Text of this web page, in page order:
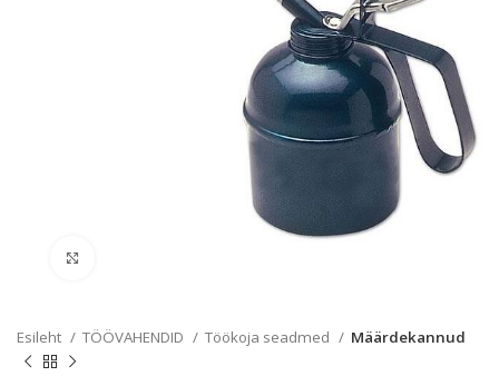
Esileht TÖÖVAHENDID Töökoja seadmed Määrdekannud